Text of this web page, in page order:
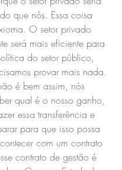
que nós. Essa coisa
O setor privado
será mais eficiente para
do setor público,
provar mais nada.
é bem assim, nós
qual é o nosso ganho,
essa transferência e
para que isso possa
com um contrato
contrato de gestão é